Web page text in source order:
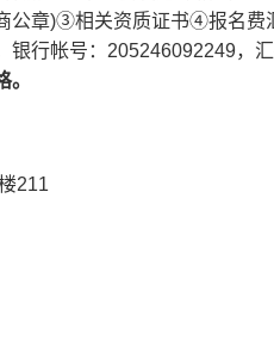
公章)③相关资质证书④报名费
行帐号：205246092249，汇
211